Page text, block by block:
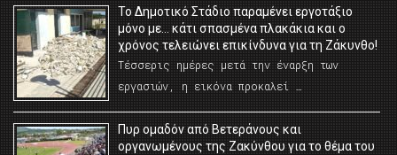
Το Δημοτικό Στάδιο παραμένει εργοτάξιο
μόνο με… κάτι σπασμένα πλακάκια και ο
χρόνος τελειώνει επικίνδυνα για τη Ζάκυνθο!
Τέσσερις ημέρες μετά την έναρξη των
εργασιών, η εικόνα προκαλεί …
Πυρ ομαδόν από Βετεράνους και
οργανωμένους της Ζακύνθου για το θέμα του